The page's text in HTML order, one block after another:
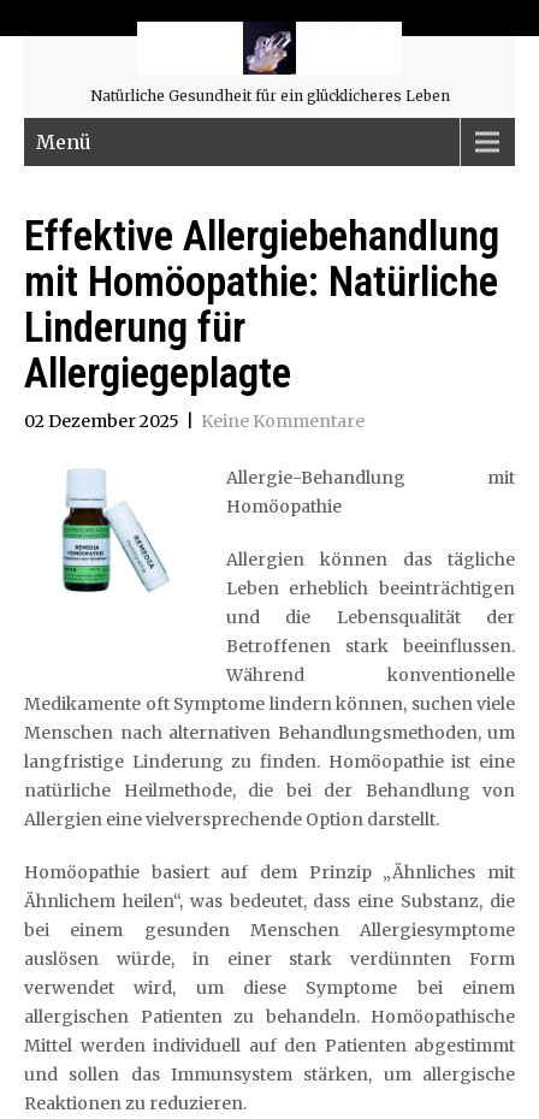
Natürliche Gesundheit für ein glücklicheres Leben
Menü
Effektive Allergiebehandlung
mit Homöopathie: Natürliche
Linderung für
Allergiegeplagte
02 Dezember 2025 Keine Kommentare
Allergie-Behandlung mit
Homöopathie
Allergien können das tägliche
Leben erheblich beeinträchtigen
und die Lebensqualität der
Betroffenen stark beeinflussen.
Während konventionelle
Medikamente oft Symptome lindern können, suchen viele
Menschen nach alternativen Behandlungsmethoden, um
langfristige Linderung zu finden. Homöopathie ist eine
natürliche Heilmethode, die bei der Behandlung von
Allergien eine vielversprechende Option darstellt.
Homöopathie basiert auf dem Prinzip „Ähnliches mit
Ähnlichem heilen“, was bedeutet, dass eine Substanz, die
bei einem gesunden Menschen Allergiesymptome
auslösen würde, in einer stark verdünnten Form
verwendet wird, um diese Symptome bei einem
allergischen Patienten zu behandeln. Homöopathische
Mittel werden individuell auf den Patienten abgestimmt
und sollen das Immunsystem stärken, um allergische
Reaktionen zu reduzieren.